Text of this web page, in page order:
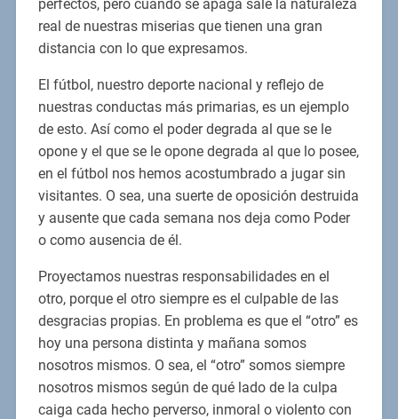
perfectos, pero cuando se apaga sale la naturaleza
real de nuestras miserias que tienen una gran
distancia con lo que expresamos.
El fútbol, nuestro deporte nacional y reflejo de
nuestras conductas más primarias, es un ejemplo
de esto. Así como el poder degrada al que se le
opone y el que se le opone degrada al que lo posee,
en el fútbol nos hemos acostumbrado a jugar sin
visitantes. O sea, una suerte de oposición destruida
y ausente que cada semana nos deja como Poder
o como ausencia de él.
Proyectamos nuestras responsabilidades en el
otro, porque el otro siempre es el culpable de las
desgracias propias. En problema es que el “otro” es
hoy una persona distinta y mañana somos
nosotros mismos. O sea, el “otro” somos siempre
nosotros mismos según de qué lado de la culpa
caiga cada hecho perverso, inmoral o violento con